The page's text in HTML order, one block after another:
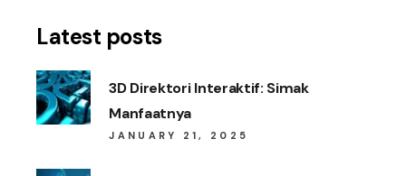
Latest posts
3D Direktori Interaktif: Simak
Manfaatnya
JANUARY 21, 2025